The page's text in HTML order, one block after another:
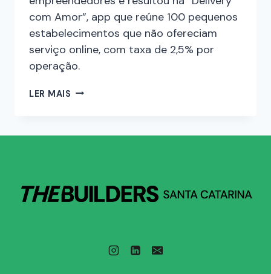
com Amor”, app que reúne 100 pequenos
estabelecimentos que não ofereciam
serviço online, com taxa de 2,5% por
operação.
LER MAIS